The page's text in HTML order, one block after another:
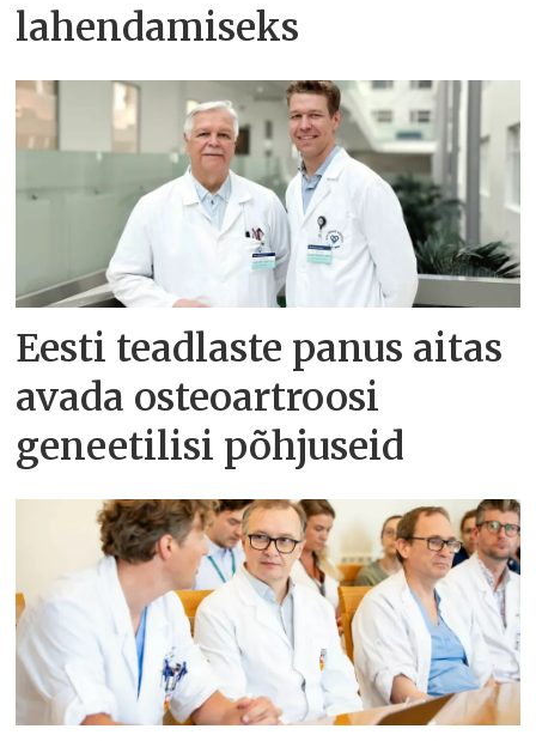
lahendamiseks
Eesti teadlaste panus aitas
avada osteoartroosi
geneetilisi põhjuseid